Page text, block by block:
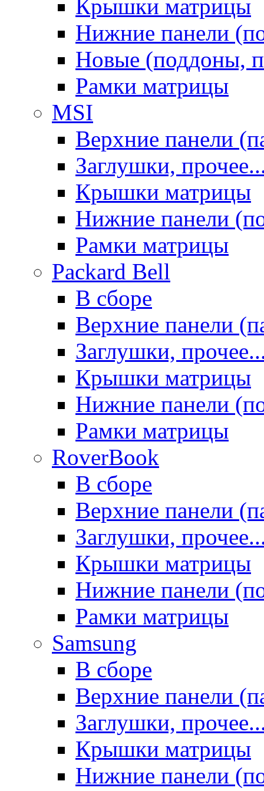
Крышки матрицы
Нижние панели
Новые (поддоны,
Рамки матрицы
MSI
Верхние панели
Заглушки,
Крышки матрицы
Нижние панели
Рамки матрицы
Packard Bell
В сборе
Верхние панели
Заглушки,
Крышки матрицы
Нижние панели
Рамки матрицы
RoverBook
В сборе
Верхние панели
Заглушки,
Крышки матрицы
Нижние панели
Рамки матрицы
Samsung
В сборе
Верхние панели
Заглушки,
Крышки матрицы
Нижние панели